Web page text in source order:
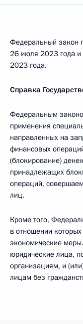
Федеральный закон
26 июля 2023 года
2023 года.
Справка
Федеральным
применения
направленных на
финансовых
(блокирование)
принадлежащих
операций,
лиц.
Кроме того,
в отношении
экономические
юридические лица,
организациям, и
лицам без